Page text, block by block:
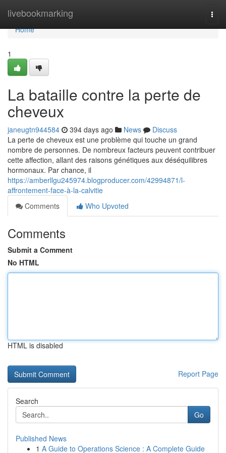
livebookmarking
Home
Home
1
La bataille contre la perte de
cheveux
janeugtn944584 394 days ago News
Discuss
La perte de cheveux est une problème qui touche un grand
nombre de personnes. De nombreux facteurs peuvent contribuer
cette affection, allant des raisons génétiques aux déséquilibres
hormonaux. Par chance, il
https://amberllgu245974.blogproducer.com/42994871/l-
affrontement-face-à-la-calvitie
Comments
Who Upvoted
Comments
Submit a Comment
No HTML
HTML is disabled
Report Page
Search
Go
Published News
1 A Guide to Operations Science : A Complete Guide